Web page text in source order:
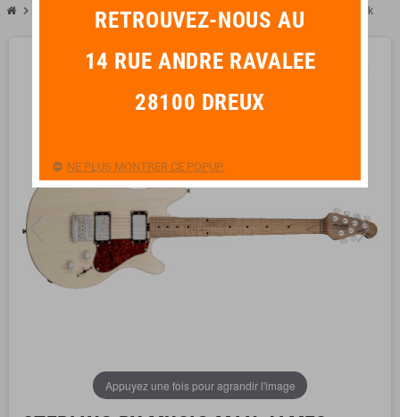
chevron_right STERLING BY MUSIC MAN JAMES VALENTINE Transparent Buttermilk
Appuyez une fois pour agrandir l'image
RETROUVEZ-NOUS AU
14 RUE ANDRE RAVALEE
28100 DREUX
NE PLUS MONTRER CE POPUP.